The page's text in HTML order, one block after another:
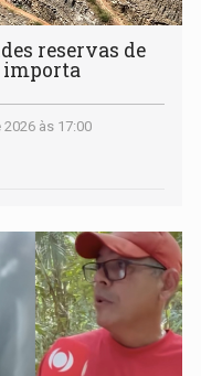
reservas de
importa
às 17:00